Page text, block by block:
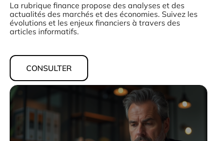
La rubrique finance propose des analyses et des
actualités des marchés et des économies. Suivez les
évolutions et les enjeux financiers à travers des
articles informatifs.
CONSULTER